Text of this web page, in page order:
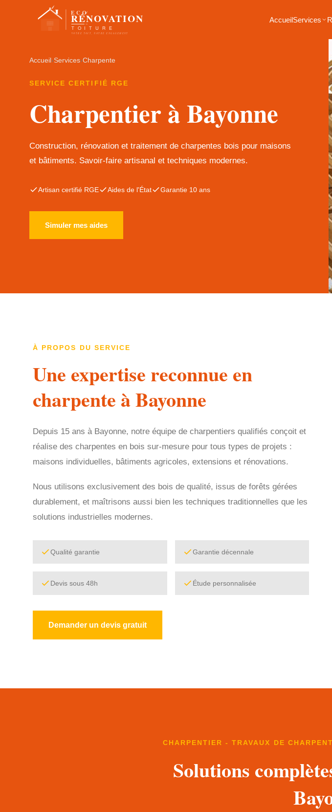
AccueilServices
Accueil›Services›Charpente
SERVICE CERTIFIÉ RGE
Charpentier à Bayonne
Construction, rénovation et traitement de charpentes bois pour maisons
et bâtiments. Savoir-faire artisanal et techniques modernes.
Artisan certifié RGE Aides de l'État Garantie 10 ans
Simuler mes aides
À PROPOS DU SERVICE
Une expertise reconnue en
charpente à Bayonne
Depuis 15 ans à Bayonne, notre équipe de charpentiers qualifiés conçoit et
réalise des charpentes en bois sur-mesure pour tous types de projets :
maisons individuelles, bâtiments agricoles, extensions et rénovations.
Nous utilisons exclusivement des bois de qualité, issus de forêts gérées
durablement, et maîtrisons aussi bien les techniques traditionnelles que les
solutions industrielles modernes.
Qualité garantie Garantie décennale
Devis sous 48h Étude personnalisée
Demander un devis gratuit
CHARPENTIER - TRAVAUX DE
Solutions